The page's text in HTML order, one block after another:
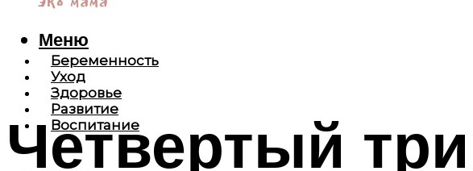
Беременность
Уход
Здоровье
Развитие
Воспитание
Меню
Четвертый